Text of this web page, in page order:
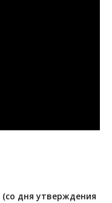
(со дня утверждения